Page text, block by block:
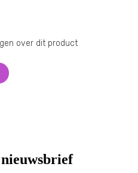
over dit product